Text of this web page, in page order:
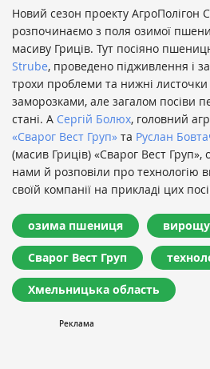
Новий сезон проекту АгроПолігон
розпочинаємо з поля озимої
масиву Гриців. Тут посіяно
Strube, проведено підживлення і
трохи проблеми та нижні листочки
заморозками, але загалом посіви
стані. А Сергій Болюх, головний
«Сварог Вест Груп» та Руслан
(масив Гриців) «Сварог Вест Груп»,
нами й розповіли про технологію
своїй компанії на прикладі цих
озима пшениця
Сварог Вест Груп
Хмельницька область